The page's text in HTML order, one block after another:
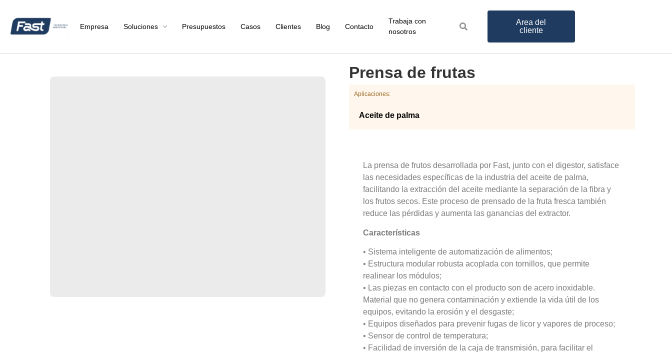
Empresa Soluciones Presupuestos Casos Clientes Blog Contacto
Trabaja con
nosotros
Area del
cliente
Prensa de frutas
Aplicaciones:
Aceite de palma
La prensa de frutos desarrollada por Fast, junto con el digestor, satisface
las necesidades específicas de la industria del aceite de palma,
facilitando la extracción del aceite mediante la separación de la fibra y
los frutos secos. Este proceso de prensado de la fruta fresca también
reduce las pérdidas y aumenta las ganancias del extractor.
Características
• Sistema inteligente de automatización de alimentos;
• Estructura modular robusta acoplada con tornillos, que permite
realinear los módulos;
• Las piezas en contacto con el producto son de acero inoxidable.
Material que no genera contaminación y extiende la vida útil de los
equipos, evitando la erosión y el desgaste;
• Equipos diseñados para prevenir fugas de licor y vapores de proceso;
• Sensor de control de temperatura;
• Facilidad de inversión de la caja de transmisión, para facilitar el